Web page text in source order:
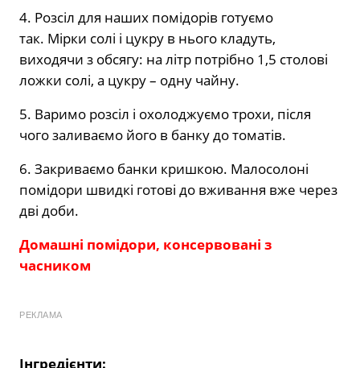
4. Розсіл для наших помідорів готуємо
так. Мірки солі і цукру в нього кладуть,
виходячи з обсягу: на літр потрібно 1,5 столові
ложки солі, а цукру – одну чайну.
5. Варимо розсіл і охолоджуємо трохи, після
чого заливаємо його в банку до томатів.
6. Закриваємо банки кришкою. Малосолоні
помідори швидкі готові до вживання вже через
дві доби.
Домашні помідори, консервовані з
часником
РЕКЛАМА
Інгредієнти: